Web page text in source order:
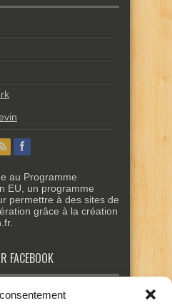
au Programme
EU, un programme
permettre à des sites de
grâce à la création
FACEBOOK